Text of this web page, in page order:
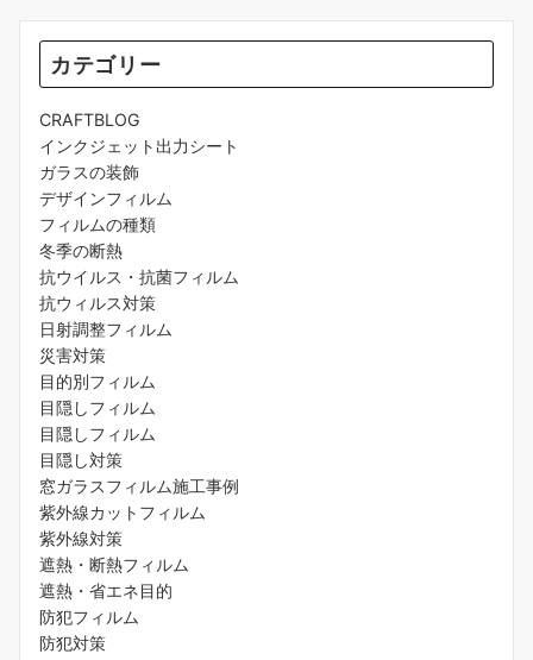
り
カテゴリー
CRAFTBLOG
インクジェット出力シート
ガラスの装飾
デザインフィルム
フィルムの種類
冬季の断熱
抗ウイルス・抗菌フィルム
抗ウィルス対策
日射調整フィルム
災害対策
目的別フィルム
目隠しフィルム
目隠しフィルム
目隠し対策
窓ガラスフィルム施工事例
紫外線カットフィルム
紫外線対策
遮熱・断熱フィルム
遮熱・省エネ目的
防犯フィルム
防犯対策